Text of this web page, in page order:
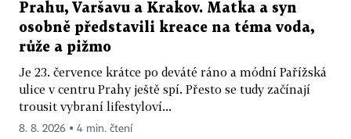
Prahu, Varšavu a Krakov. Matka a syn
osobně představili kreace na téma voda,
růže a pižmo
Je 23. července krátce po deváté ráno a módní Pařížská
ulice v centru Prahy ještě spí. Přesto se tudy začínají
trousit vybraní lifestyloví...
8. 8. 2026 ▪ 4 min. čtení